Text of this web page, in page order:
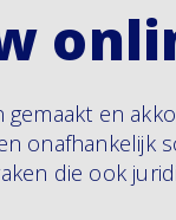
gemaakt en
onafhankelijk
die ook